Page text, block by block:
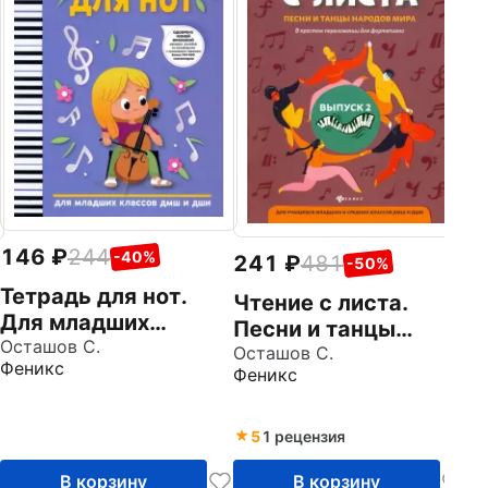
146 244 -40%
Тетрадь для нот.
Для младших
классов ДМШ и
ДШИ
Осташов С.
Феникс
В корзину
241 481 -50%
Чтение с листа.
Песни и танцы
народов мира. В
простом
фортепиано. Выпуск
2
Осташов С.
Феникс
51 рецензия
В корзину